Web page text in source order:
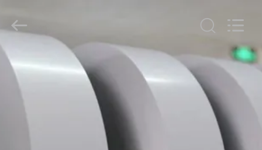
HOGAR
PRODUCTOS
TECHNOLOGY
CO,LTD.
Reserved.